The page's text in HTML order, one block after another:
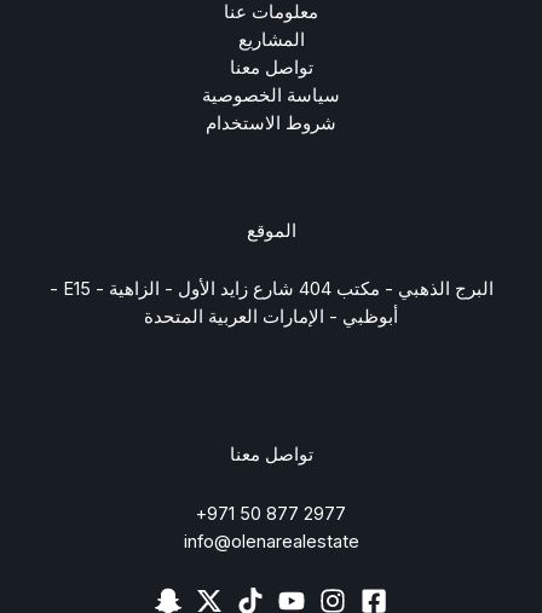
معلومات عنا
المشاريع
تواصل معنا
سياسة الخصوصية
شروط الاستخدام
الموقع
البرج الذهبي - مكتب 404 شارع زايد الأول - الزاهية - E15 -
أبوظبي - الإمارات العربية المتحدة
تواصل معنا
2977 877 50 971+
info@olenarealestate